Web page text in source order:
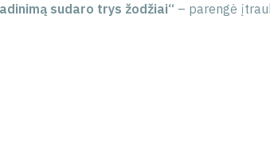
sudaro trys žodžiai“ – parengė